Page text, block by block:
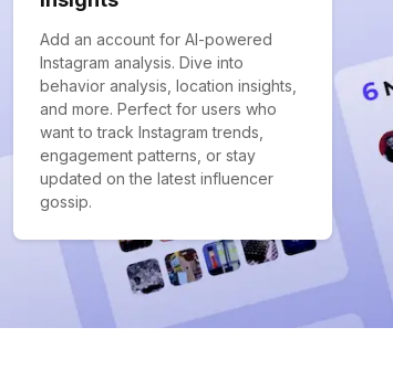
Add an account for AI-powered
Instagram analysis. Dive into
behavior analysis, location insights,
and more. Perfect for users who
want to track Instagram trends,
engagement patterns, or stay
updated on the latest influencer
gossip.